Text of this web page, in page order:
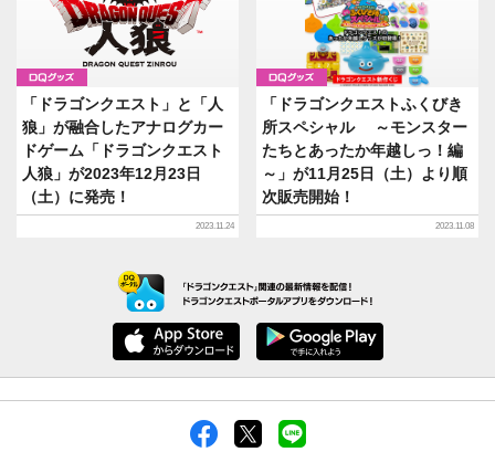
「ドラゴンクエスト」と「人
狼」が融合したアナログカー
ドゲーム「ドラゴンクエスト
人狼」が2023年12月23日
（土）に発売！
2023.11.24
グッズ
「ドラゴンクエストふくびき
所スペシャル ～モンスター
たちとあったか年越しっ！編
～」が11月25日（土）より順
次販売開始！
2023.11.08